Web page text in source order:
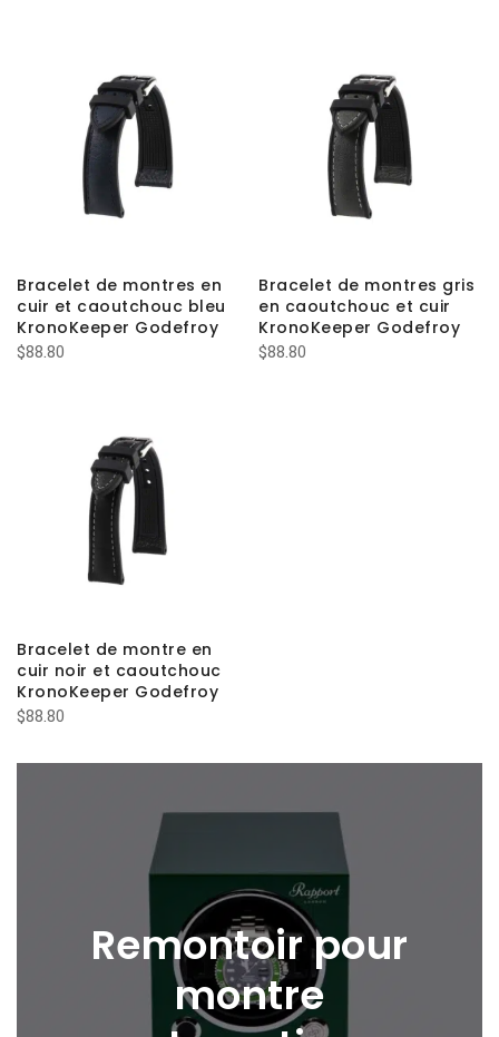
Bracelet de montres en
cuir et caoutchouc bleu
KronoKeeper Godefroy
$88.80
Bracelet de montres gris
en caoutchouc et cuir
KronoKeeper Godefroy
$88.80
Bracelet de montre en
cuir noir et caoutchouc
KronoKeeper Godefroy
$88.80
Remontoir pour
montre